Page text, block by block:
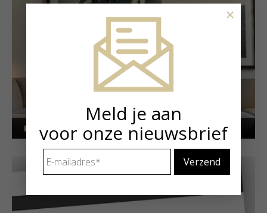
Kunstuitleen voor particulieren
Meld je aan
voor onze nieuwsbrief
mailadres *
×